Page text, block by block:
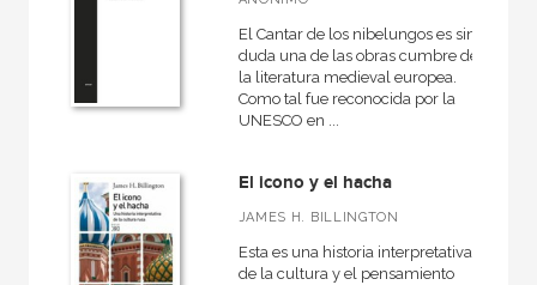
Historia del mundo
Historia del pensamiento y la cultura
Universitaria
Vía Láctea
El Cantar de los nibelungos es sin
duda una de las obras cumbre de
la literatura medieval europea.
Como tal fue reconocida por la
UNESCO en ...
El icono y el hacha
JAMES H. BILLINGTON
Esta es una historia interpretativa
de la cultura y el pensamiento